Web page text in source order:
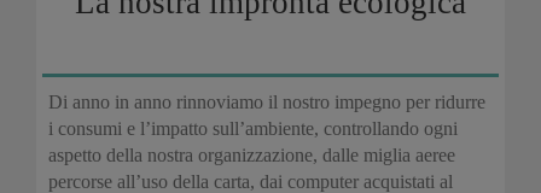
Di anno in anno rinnoviamo il nostro impegno per ridurre
i consumi e l’impatto sull’ambiente, controllando ogni
aspetto della nostra organizzazione, dalle miglia aeree
percorse all’uso della carta, dai computer acquistati al